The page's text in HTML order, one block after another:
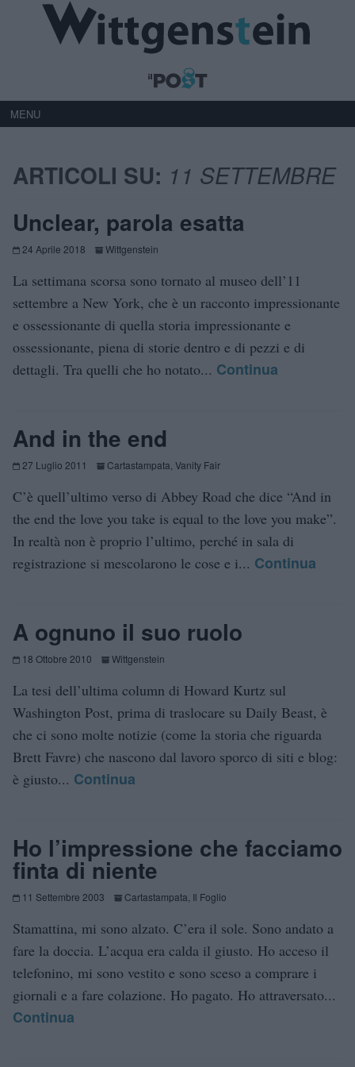
MENU
ARTICOLI SU: 11 SETTEMBRE
Unclear, parola esatta
24 Aprile 2018 Wittgenstein
La settimana scorsa sono tornato al museo dell’11
settembre a New York, che è un racconto impressionante
e ossessionante di quella storia impressionante e
ossessionante, piena di storie dentro e di pezzi e di
dettagli. Tra quelli che ho notato... Continua
And in the end
27 Luglio 2011 Cartastampata Vanity Fair
C’è quell’ultimo verso di Abbey Road che dice “And in
the end the love you take is equal to the love you make”.
In realtà non è proprio l’ultimo, perché in sala di
registrazione si mescolarono le cose e i... Continua
A ognuno il suo ruolo
18 Ottobre 2010 Wittgenstein
La tesi dell’ultima column di Howard Kurtz sul
Washington Post, prima di traslocare su Daily Beast, è
che ci sono molte notizie (come la storia che riguarda
Brett Favre) che nascono dal lavoro sporco di siti e blog:
è giusto... Continua
Ho l’impressione che facciamo
finta di niente
11 Settembre 2003 Cartastampata Il Foglio
Stamattina, mi sono alzato. C’era il sole. Sono andato a
fare la doccia. L’acqua era calda il giusto. Ho acceso il
telefonino, mi sono vestito e sono sceso a comprare i
giornali e a fare colazione. Ho pagato. Ho attraversato...
Continua